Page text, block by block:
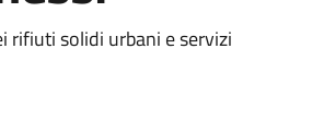
rifiuti solidi urbani e servizi